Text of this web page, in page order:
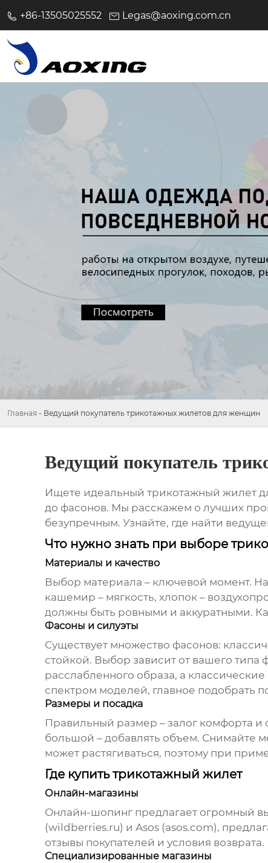
+86-13505025552 Legas@aoxing.com.cn
Главная - Ведущий покупатель трикотажных жилетов для женщин
Ведущий покупатель
Ищете идеальный трикотажный жилет
до фасонов. Мы расскажем о лучших
безупречным. Узнайте, где найти
Что нужно знать при выборе
Материалы и качество
Выбор материала – ключевой момент.
кашемир – мягкость, хлопок –
должны быть ровными и аккуратными.
Фасоны и силуэты
Существует множество фасонов:
стойкой. Выбор зависит от вашего
расслабленного образа, а
спектром моделей, главное подобрать
Размеры и посадка
Правильный размер – залог комфорта
большой – добавлять объем. Снимайте
может растягиваться, поэтому при
Где купить трикотажный жилет
Онлайн-магазины
Онлайн-шопинг предлагает огромный
(wildberries.ru) и Asos (asos.com),
отзывы покупателей и условия возврата.
Специализированные магазины